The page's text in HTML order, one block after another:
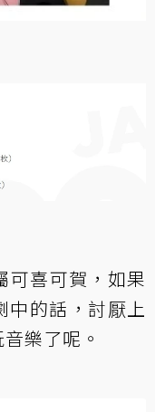
可喜可賀，如果
中的話，討厭上
樂了呢。